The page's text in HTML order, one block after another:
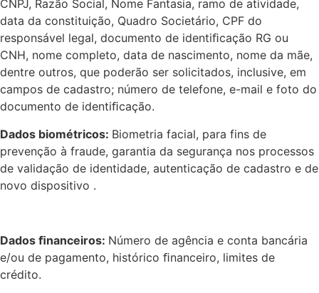
CNPJ, Razão Social, Nome Fantasia, ramo de atividade,
data da constituição, Quadro Societário, CPF do
responsável legal, documento de identiﬁcação RG ou
CNH, nome completo, data de nascimento, nome da mãe,
dentre outros, que poderão ser solicitados, inclusive, em
campos de cadastro; número de telefone, e-mail e foto do
documento de identiﬁcação.
Dados biométricos: Biometria facial, para fins de
prevenção à fraude, garantia da segurança nos processos
de validação de identidade, autenticação de cadastro e de
novo dispositivo .
Dados ﬁnanceiros: Número de agência e conta bancária
e/ou de pagamento, histórico ﬁnanceiro, limites de
crédito.